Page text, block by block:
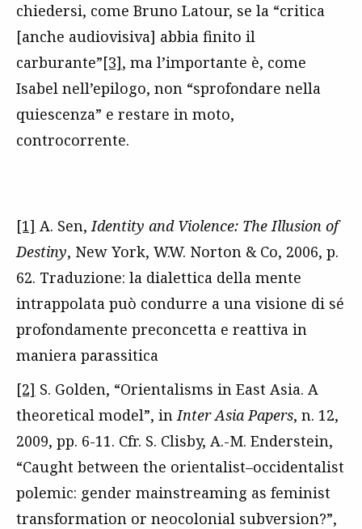
chiedersi, come Bruno Latour, se la “critica
[anche audiovisiva] abbia finito il
carburante”[3], ma l’importante è, come
Isabel nell’epilogo, non “sprofondare nella
quiescenza” e restare in moto,
controcorrente.
[1] A. Sen,Identity and Violence: The Illusion of
Destiny, New York, W.W. Norton & Co, 2006, p.
62. Traduzione: la dialettica della mente
intrappolata può condurre a una visione di sé
profondamente preconcetta e reattiva in
maniera parassitica
[2] S. Golden, “Orientalisms in East Asia. A
theoretical model”, inInter Asia Papers, n. 12,
2009, pp. 6-11. Cfr. S. Clisby, A.-M. Enderstein,
“Caught between the orientalist–occidentalist
polemic: gender mainstreaming as feminist
transformation or neocolonial subversion?”,